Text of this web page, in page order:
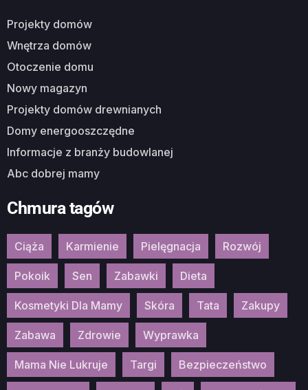
Projekty domów
Wnętrza domów
Otoczenie domu
Nowy magazyn
Projekty domów drewnianych
Domy energooszczędne
Informacje z branży budowlanej
Abc dobrej mamy
Chmura tagów
Ciąża Karmienie Pielęgnacja Rozwój
Pokoik Sen Zabawki Dieta
Kosmetyki Dla Mamy Skóra Tata Zakupy
Zabawa Zdrowie Wyprawka
Mama Nie Lukruje Targi Bezpieczeństwo